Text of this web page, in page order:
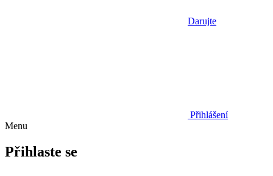
Darujte
Přihlášení
Menu
Přihlaste se